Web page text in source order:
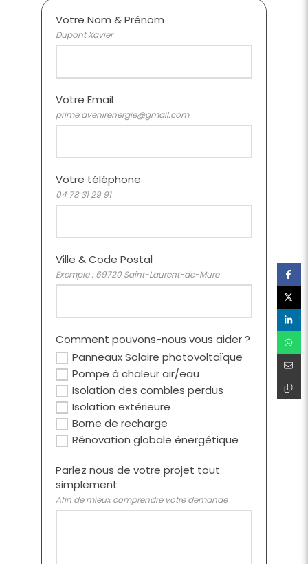
Votre Nom & Prénom
Dupont Xavier
Votre Email
prime.avenirenergie@gmail.com
Votre téléphone
04 78 31 29 91
Ville & Code Postal
Exemple : 69720 Saint-Laurent-de-Mure
Comment pouvons-nous vous aider ?
Panneaux Solaire photovoltaïque
Pompe à chaleur air/eau
Isolation des combles perdus
Isolation extérieure
Borne de recharge
Rénovation globale énergétique
Parlez nous de votre projet tout
simplement
Afin de mieux comprendre votre demande